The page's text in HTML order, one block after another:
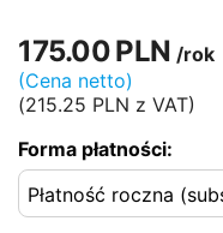
175.00PLN /rok
(Cena netto)
(215.25 PLN z VAT)
Forma płatności: